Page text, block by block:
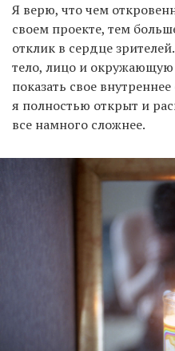
Я верю, что чем
своем проекте, тем
отклик в сердце
тело, лицо и окружающую
показать свое
я полностью открыт и
все намного сложнее.